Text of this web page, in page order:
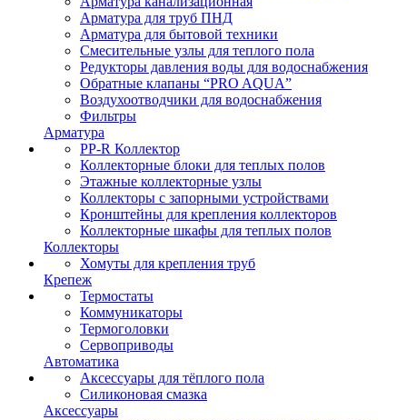
Арматура для труб ПНД
Арматура для бытовой техники
Смесительные узлы для теплого пола
Редукторы давления воды для водоснабжения
Обратные клапаны “PRO AQUA”
Воздухоотводчики для водоснабжения
Фильтры
Арматура
PP-R Коллектор
Коллекторные блоки для теплых полов
Этажные коллекторные узлы
Коллекторы с запорными устройствами
Кронштейны для крепления коллекторов
Коллекторные шкафы для теплых полов
Коллекторы
Хомуты для крепления труб
Крепеж
Термостаты
Коммуникаторы
Термоголовки
Сервоприводы
Автоматика
Аксессуары для тёплого пола
Силиконовая смазка
Аксессуары